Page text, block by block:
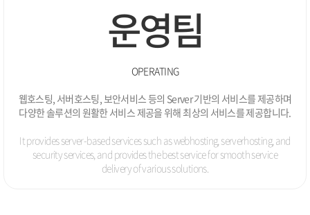
운영팀
OPERATING
웹호스팅, 서버호스팅, 보안서비스 등의 Server 기반의 서비스를 제공하며
다양한 솔루션의 원활한 서비스 제공을 위해 최상의 서비스를 제공합니다.
It provides server-based services such as webhosting, serverhosting, and
security services, and provides the best service for smooth service
delivery of various solutions.